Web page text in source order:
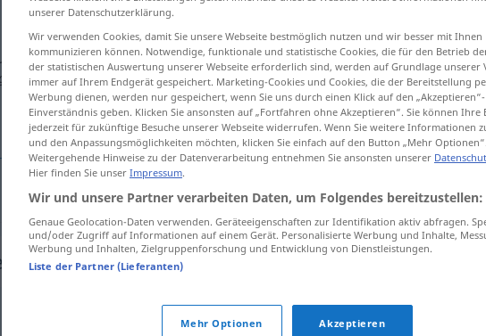
anklicken/antippen)
verkürzen
unserer Datenschutzerklärung.
Wir verwenden Cookies, damit Sie unsere Webseite bestmöglich nutzen und wir besser mit Ihnen
kommunizieren können. Notwendige, funktionale und statistische Cookies, die für den Betrieb
der statistischen Auswertung unserer Webseite erforderlich sind, werden auf Grundlage unserer
immer auf Ihrem Endgerät gespeichert. Marketing-Cookies und Cookies, die der Bereitstellung
Werbung dienen, werden nur gespeichert, wenn Sie uns durch einen Klick auf den
Einverständnis geben. Klicken Sie ansonsten auf „Fortfahren ohne Akzeptieren“. Sie können
jederzeit für zukünftige Besuche unserer Webseite widerrufen. Wenn Sie weitere Informationen
und den Anpassungsmöglichkeiten möchten, klicken Sie einfach auf den Button „Mehr
Weitergehende Hinweise zu der Datenverarbeitung entnehmen Sie ansonsten unserer
Hier finden Sie unser Impressum.
Wir und unsere Partner verarbeiten Daten, um Folgendes bereitzustellen:
Genaue Geolocation-Daten verwenden. Geräteeigenschaften zur Identifikation aktiv abfragen.
und/oder Zugriff auf Informationen auf einem Gerät. Personalisierte Werbung und Inhalte,
Werbung und Inhalten, Zielgruppenforschung und Entwicklung von Dienstleistungen.
Liste der Partner (Lieferanten)
Mehr Optionen Akzeptieren